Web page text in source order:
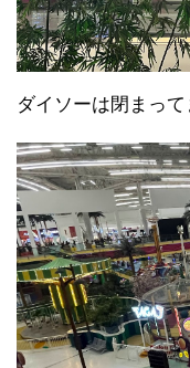
ダイソーは閉まって